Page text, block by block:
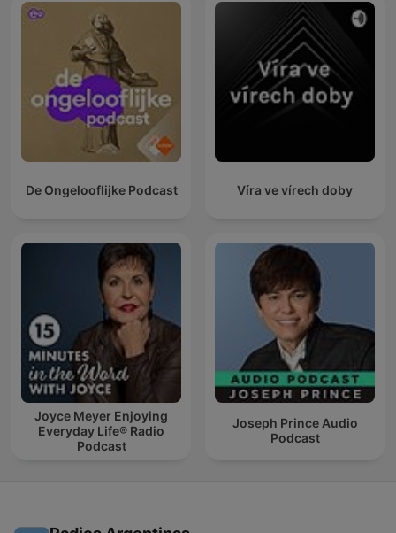
De Ongelooflijke Podcast Víra ve vírech doby
Joyce Meyer Enjoying
Everyday Life® Radio
Podcast
Joseph Prince Audio
Podcast